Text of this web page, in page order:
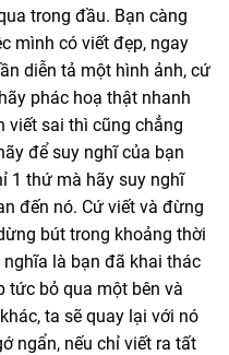
trong đầu. Bạn càng
mình có viết đẹp, ngay
diễn tả một hình ảnh, cứ
phác hoạ thật nhanh
viết sai thì cũng chẳng
để suy nghĩ của bạn
1 thứ mà hãy suy nghĩ
đến nó. Cứ viết và đừng
bút trong khoảng thời
là bạn đã khai thác
tức bỏ qua một bên và
ta sẽ quay lại với nó
ngẩn, nếu chỉ viết ra tất